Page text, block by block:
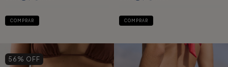
COMPRAR COMPRAR
56 % OFF